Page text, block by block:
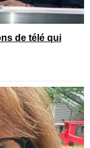
de télé qui